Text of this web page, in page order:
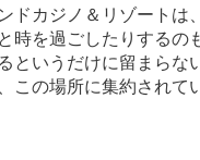
ドカジノ＆リゾート
時を過ごしたりする
というだけに留まら
この場所に集約されて